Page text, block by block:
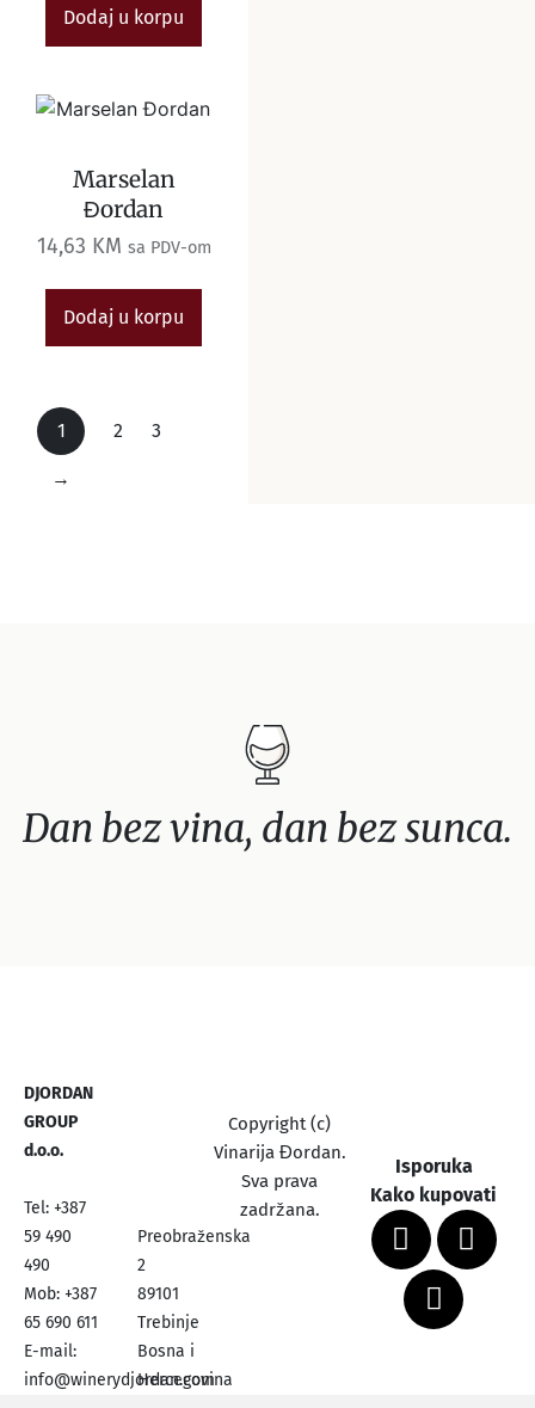
Dodaj u korpu
Marselan
Đordan
14,63 KM sa PDV-om
Dodaj u korpu
1 2 3
→
Dan bez vina, dan bez sunca.
DJORDAN
GROUP
d.o.o.
Tel: +387
59 490
490
Mob: +387
65 690 611
E-mail:
info@winerydjordan.com
Preobraženska
2
89101
Trebinje
Bosna i
Hercegovina
Copyright (c)
Vinarija Đordan.
Sva prava
zadržana.
Isporuka
Kako kupovati